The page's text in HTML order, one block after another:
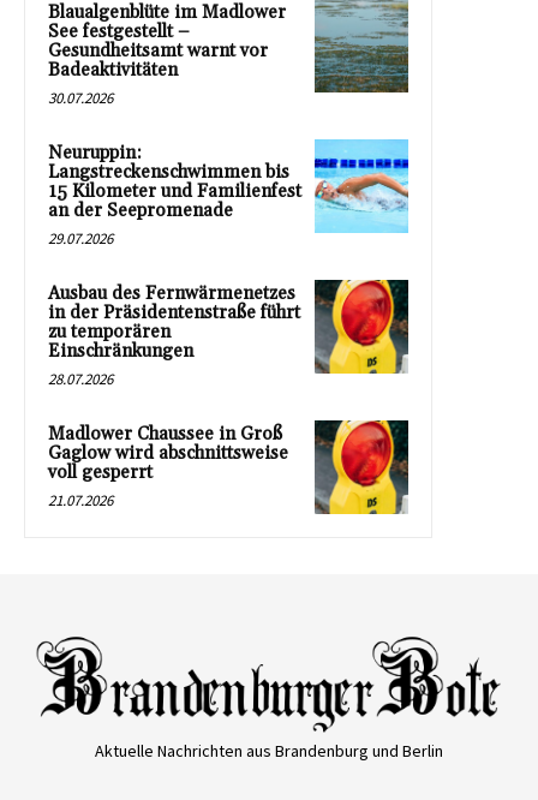
Blaualgenblüte im Madlower
See festgestellt –
Gesundheitsamt warnt vor
Badeaktivitäten
30.07.2026
Neuruppin:
Langstreckenschwimmen bis
15 Kilometer und Familienfest
an der Seepromenade
29.07.2026
Ausbau des Fernwärmenetzes
in der Präsidentenstraße führt
zu temporären
Einschränkungen
28.07.2026
Madlower Chaussee in Groß
Gaglow wird abschnittsweise
voll gesperrt
21.07.2026
Aktuelle Nachrichten aus Brandenburg und Berlin